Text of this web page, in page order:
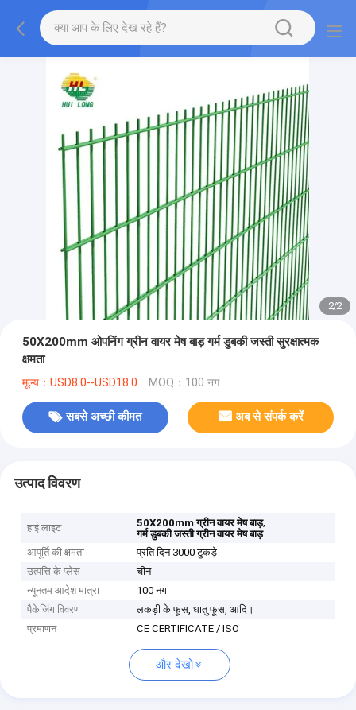
2/2
50X200mm ओपनिंग ग्रीन वायर मेष बाड़ गर्म डुबकी जस्ती सुरक्षात्मक
क्षमता
मूल्य：USD8.0--USD18.0 MOQ：100 नग
सबसे अच्छी कीमत अब से संपर्क करें
उत्पाद विवरण
हाई लाइट 50X200mm ग्रीन वायर मेष बाड़,
गर्म डुबकी जस्ती ग्रीन वायर मेष बाड़
आपूर्ति की क्षमता
प्रति दिन 3000 टुकड़े
उत्पत्ति के प्लेस
चीन
न्यूनतम आदेश मात्रा
100 नग
पैकेजिंग विवरण
लकड़ी के फूस, धातु फूस, आदि।
प्रमाणन
CE CERTIFICATE / ISO
और देखो